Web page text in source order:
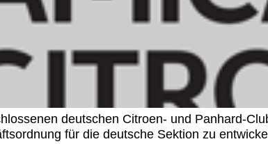
deutschen Citroen- und Panhard-
für die deutsche Sektion zu